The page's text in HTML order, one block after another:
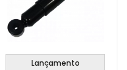
Lançamento